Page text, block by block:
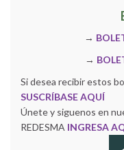
→
→
Si desea recibir estos
SUSCRÍBASE AQUÍ
Únete y siguenos en
REDESMA INGRESA